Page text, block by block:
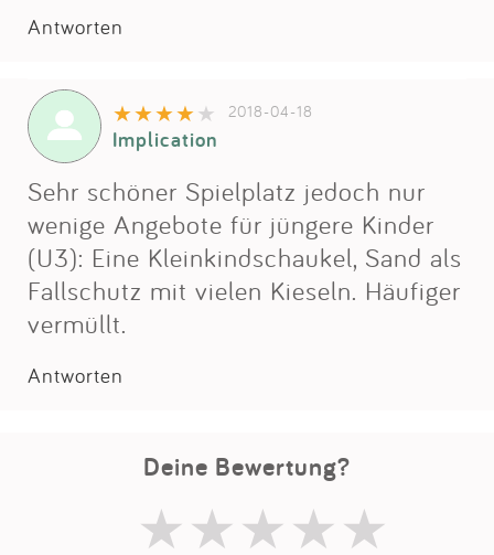
Antworten
2018-04-18
Implication
Sehr schöner Spielplatz jedoch nur
wenige Angebote für jüngere Kinder
(U3): Eine Kleinkindschaukel, Sand als
Fallschutz mit vielen Kieseln. Häufiger
vermüllt.
Antworten
Deine Bewertung?